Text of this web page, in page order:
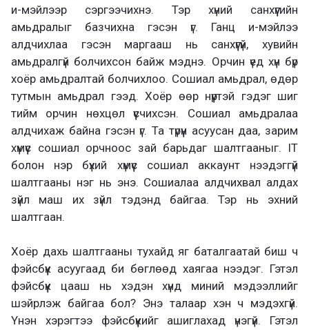
и-мэйлээр сэргээчихнэ. Тэр хүний санхүүгийн
амьдралыг базчихна гэсэн үг. Ганц и-мэйлээ
алдчихлаа гэсэн маргааш нь санхүүгүй, хувийн
амьдралгүй болчихсон байж мэднэ. Орчин үед хүн бүр
хоёр амьдралтай болчихлоо. Сошиал амьдрал, өдөр
тутмын амьдрал гээд. Хоёр өөр нүүртэй гэдэг шиг
тийм орчин нөхцөл үүсчихсэн. Сошиал амьдралаа
алдчихаж байна гэсэн үг. Та түрүүн асуусан даа, зарим
хүмүүс сошиал орчноос зай барьдаг шалтгааныг. IT
болон нэр бүхий хүмүүс сошиал аккаунт нээдэггүй
шалтгааны нэг нь энэ. Сошиалаа алдчихвал алдах
зүйл маш их зүйл тэдэнд байгаа. Тэр нь эхний
шалтгаан.
Хоёр дахь шалтгааны тухайд яг баталгаатай биш ч
фэйсбүүк асуугаад би бөглөөд хаягаа нээдэг. Гэтэл
фэйсбүүк цааш нь хэдэн хүнд миний мэдээллийг
шэйрлэж байгаа бол? Энэ талаар хэн ч мэдэхгүй.
Үнэн хэрэгтээ фэйсбүүкийг ашиглахад үнэгүй. Гэтэл